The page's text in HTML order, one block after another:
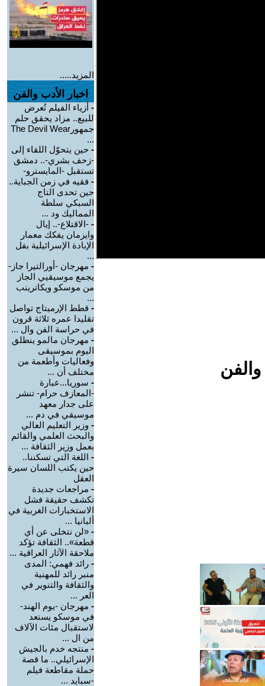
المزيد.....
اخبار الأدب والفن
- أزياء الفيلم تُعرض
للبيع.. مزاد يحقق حلم
جمهورThe Devil Wear
...
- حين يتحوّل اللقاء إلى
-زحف بشري-.. دمشق
تستقبل -المايسترو-
- فقيه في زمن الجباية..
حين تحدى التاج
السبكي سلطة
المماليك ود ...
- -الاقتلاع-.. إيال
وايزمان يفكك معمار
الإبادة الإسرائيلية بفل
...
- مهرجان -أورالتيرا جاز-
يجمع موسيقيي الجاز
من موسكو ويكاترينب
...
- قطط الإرميتاج تواصل
تقليدا عمره ثلاثة قرون
في حراسة الفن وال ...
- مهرجان مالمو ينطلق
اليوم بموسيقى
وفعاليات وأطعمة من
مختلف أن ...
- سوريا...عبارة
-المعازف حرام- تنشر
على جدار معهد
موسيقي في دم ...
- وزير التعليم العالي
والبحث العلمي والقائم
بعمل وزير الثقافة ...
- اللغة التي تسكننا..
حين يكتب اللسان سيرة
العقل
- مراجعات جديدة
تكشف حقيقة فشل
الاستخبارات الغربية في
ألبانيا ...
- «لن نتخلى عن أي
قطعة».. الثقافة تؤكد
ملاحقة الآثار العراقية ...
- رائد فهمي: المدى
منبر رائد للمهنية
والثقافة والتنوير في
العر ...
- مهرجان -يوم الهند-
في موسكو يستعد
لاستقبال مئات الآلاف
من ال ...
- منتجه خدم بالجيش
الإسرائيلي.. ما قصة
حملة مقاطعة فيلم
-سبايد ...